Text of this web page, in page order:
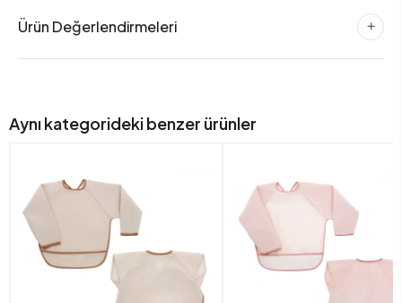
Ürün Değerlendirmeleri
Aynı kategorideki benzer ürünler